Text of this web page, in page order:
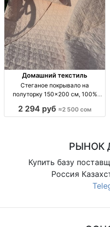
Домашний текстиль
Стеганое покрывало на
полуторку 150×200 см, 100%
разные расцветки покрывало
2 294 руб ≈2 500 сом
РЫНОК
Купить базу
Россия